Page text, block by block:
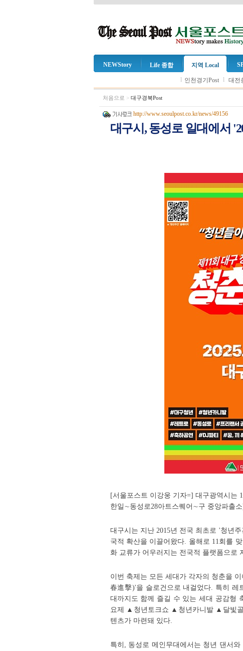
NEWStory Life 종합 지역 Local
l 인천경기Post l 대전
처음으로 > 대구경북Post
http://www.seoulpost.co.kr/news/49156
대구시, 동성로 일대에서
[서울포스트 이강웅 기자=] 대구광역시는
한일∼동성로28아트스퀘어∼구 중앙파출
대구시는 지난 2015년 전국 최초로 '청년
국적 확산을 이끌어왔다. 올해로 11회를
화 교류가 어우러지는 전국적 플랫폼으로
이번 축제는 모든 세대가 각자의 청춘을
春進擊)'을 슬로건으로 내걸었다. 특히 레
대까지도 함께 즐길 수 있는 세대 공감형
요제 ▲청년토크쇼 ▲청년카니발 ▲달빛
텐츠가 마련돼 있다.
특히, 동성로 메인무대에서는 청년 댄서